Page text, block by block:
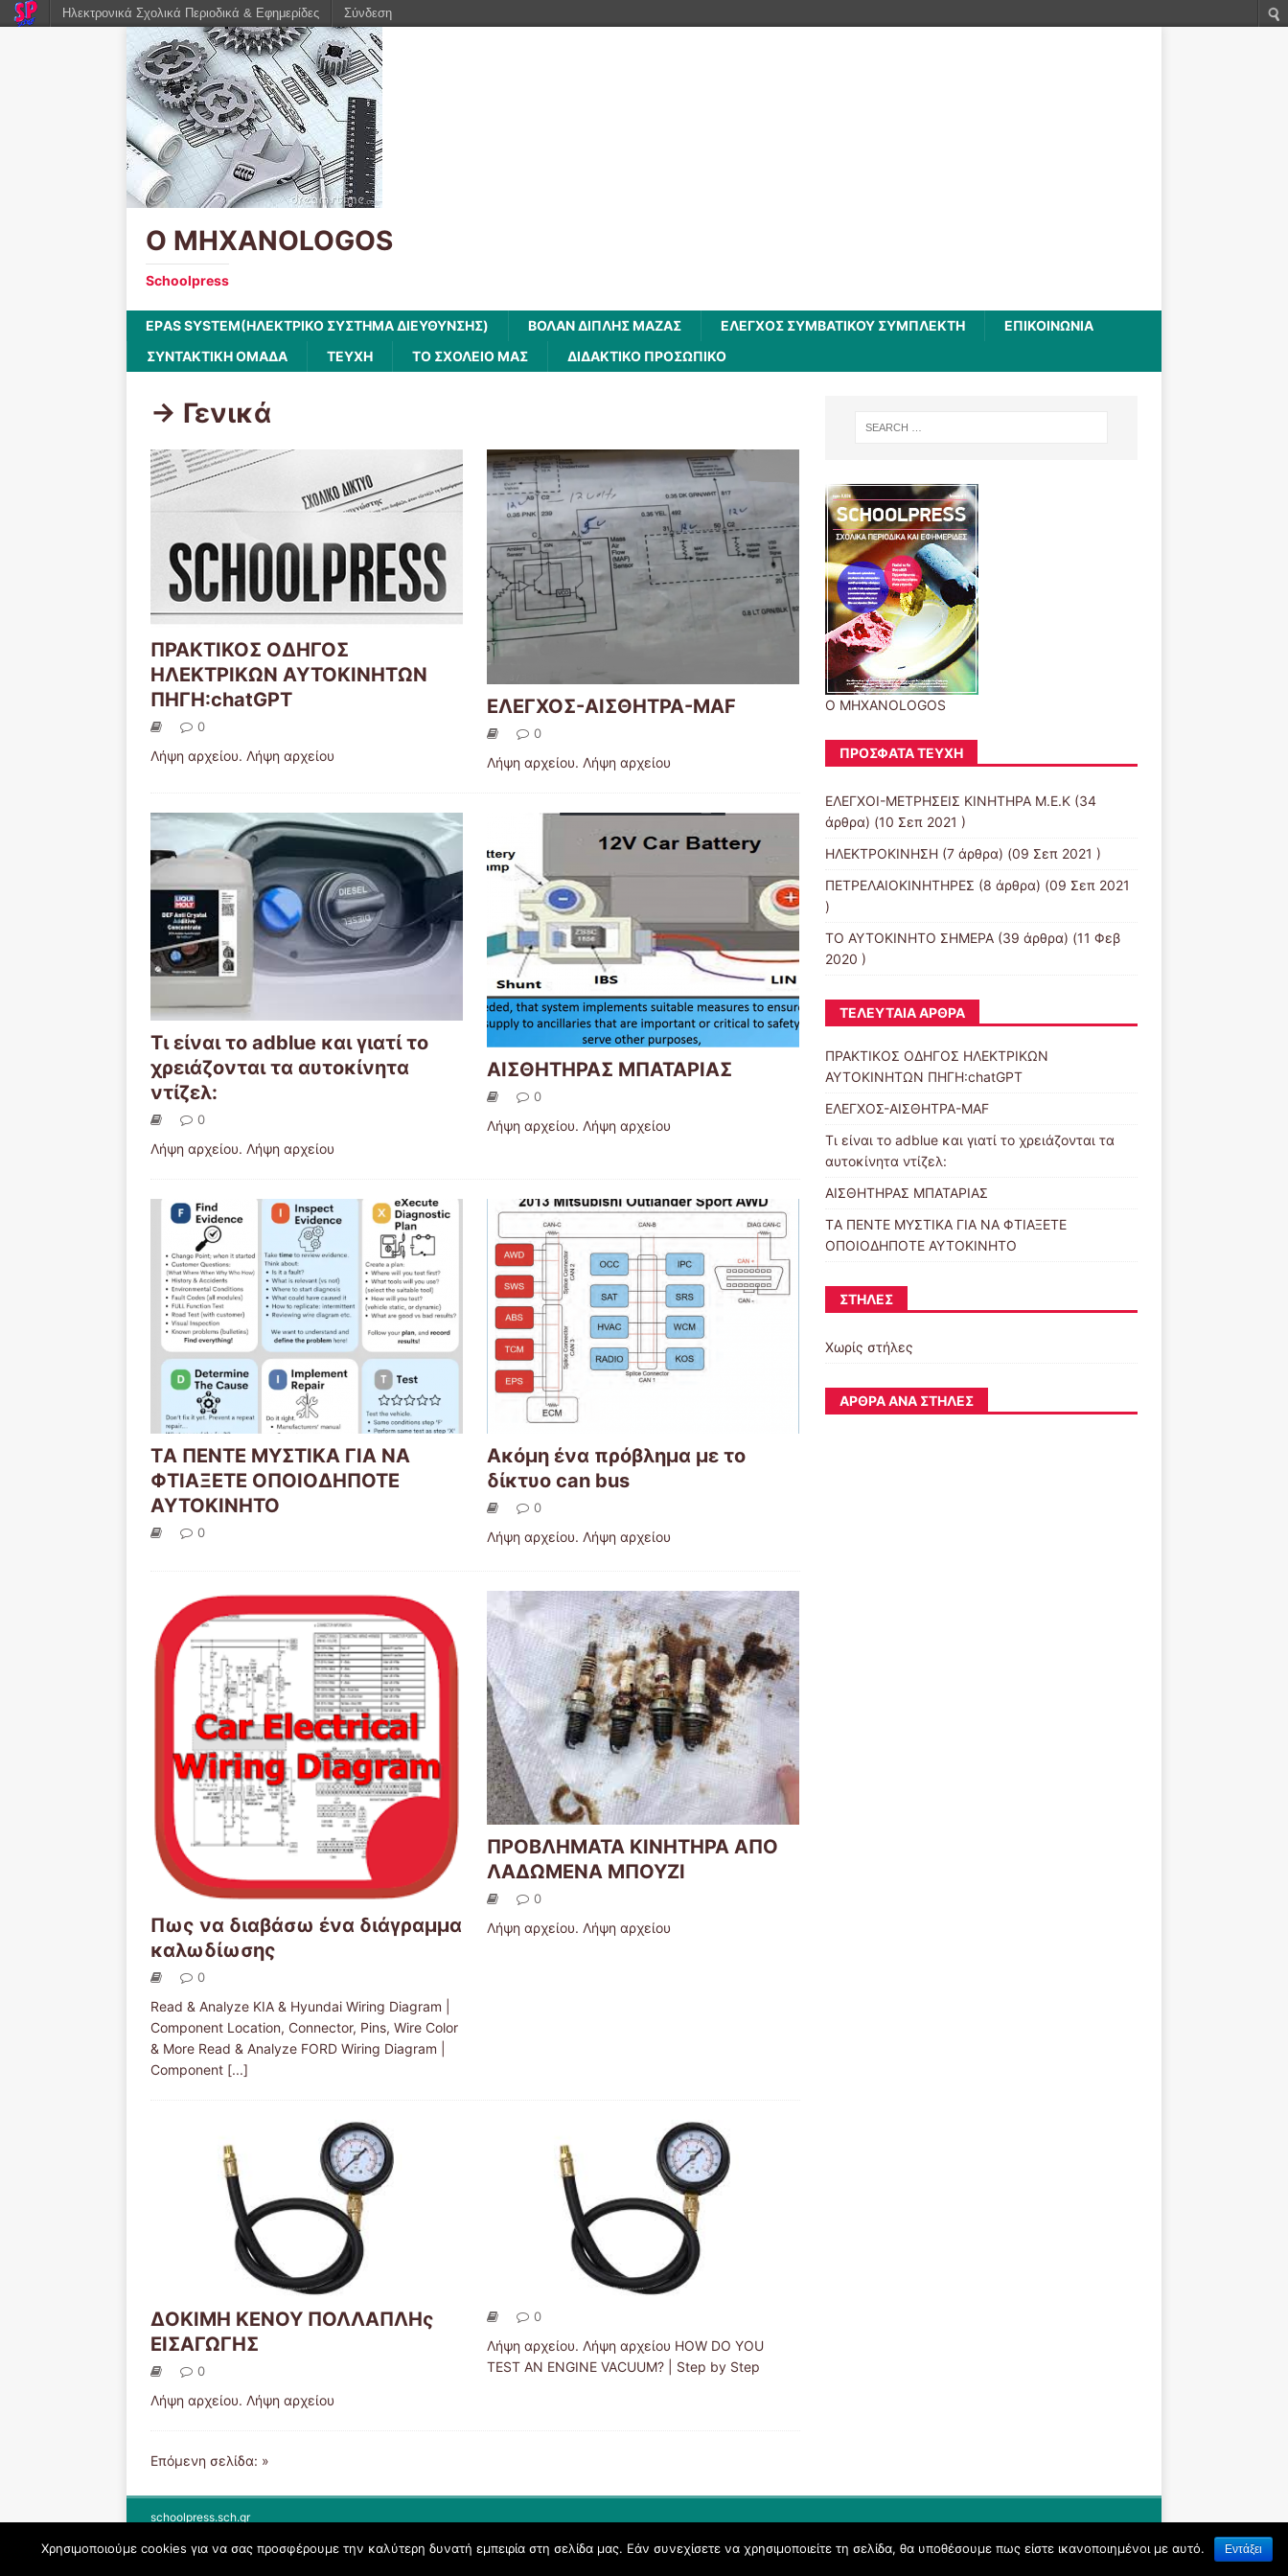
O MHXANOLOGOS
Schoolpress
EPΑS SYSTEM(ΗΛΕΚΤΡΙΚΟ ΣΥΣΤΗΜΑ ΔΙΕΥΘΥΝΣΗΣ) ΒΟΛΆΝ ΔΙΠΛΉΣ ΜΆΖΑΣ ΈΛΕΓΧΟΣ ΣΥΜΒΑΤΙΚΟΎ ΣΥΜΠΛΈΚΤΗ
ΕΠΙΚΟΙΝΩΝΙΑ
ΣΥΝΤΑΚΤΙΚΗ ΟΜΑΔΑ
ΤΕΥΧΗ ΤΟ ΣΧΟΛΕΙΟ ΜΑΣ ΔΙΔΑΚΤΙΚΟ ΠΡΟΣΩΠΙΚΟ
-> Γενικά
ΠΡΑΚΤΙΚΟΣ ΟΔΗΓΟΣ
ΗΛΕΚΤΡΙΚΩΝ ΑΥΤΟΚΙΝΗΤΩΝ
ΠΗΓΗ:chatGPT
0
Λήψη αρχείου. Λήψη αρχείου
ΕΛΕΓΧΟΣ-ΑΙΣΘΗΤΡΑ-MAF
0
Λήψη αρχείου. Λήψη αρχείου
Τι είναι το adblue και γιατί το
χρειάζονται τα αυτοκίνητα
ντίζελ:
0
Λήψη αρχείου. Λήψη αρχείου
ΑΙΣΘΗΤΗΡΑΣ ΜΠΑΤΑΡΙΑΣ
0
Λήψη αρχείου. Λήψη αρχείου
TΑ ΠΕΝΤΕ ΜΥΣΤΙΚΑ ΓΙΑ ΝΑ
ΦΤΙΑΞΕΤΕ ΟΠΟΙΟΔΗΠΟΤΕ
ΑΥΤΟΚΙΝΗΤΟ
0
Ακόμη ένα πρόβλημα με το
δίκτυο can bus
0
Λήψη αρχείου. Λήψη αρχείου
Πως να διαβάσω ένα διάγραμμα
καλωδίωσης
0
Read & Analyze KIA & Hyundai Wiring Diagram |
Component Location, Connector, Pins, Wire Color
& More Read & Analyze FORD Wiring Diagram |
Component [...]
ΠΡΟΒΛΗΜΑΤΑ ΚΙΝΗΤΗΡΑ ΑΠΟ
ΛΑΔΩΜΕΝΑ ΜΠΟΥΖΙ
0
Λήψη αρχείου. Λήψη αρχείου
ΔΟΚΙΜΗ ΚΕΝΟΥ ΠΟΛΛΑΠΛΗς
ΕΙΣΑΓΩΓΗΣ
0
Λήψη αρχείου. Λήψη αρχείου
0
Λήψη αρχείου. Λήψη αρχείου HOW DO YOU
TEST AN ENGINE VACUUM? | Step by Step
Επόμενη σελίδα: »
O MHXANOLOGOS
ΠΡΌΣΦΑΤΑ ΤΕΎΧΗ
ΕΛΕΓΧΟΙ-ΜΕΤΡΗΣΕΙΣ ΚΙΝΗΤΗΡΑ Μ.Ε.Κ(34
άρθρα) (10 Σεπ 2021 )
ΗΛΕΚΤΡΟΚΙΝΗΣΗ(7 άρθρα) (09 Σεπ 2021 )
ΠΕΤΡΕΛΑΙΟΚΙΝΗΤΗΡΕΣ (8 άρθρα) (09 Σεπ 2021
)
ΤΟ ΑΥΤΟΚΙΝΗΤΟ ΣΗΜΕΡΑ(39 άρθρα) (11 Φεβ
2020 )
ΤΕΛΕΥΤΑΊΑ ΆΡΘΡΑ
ΠΡΑΚΤΙΚΟΣ ΟΔΗΓΟΣ ΗΛΕΚΤΡΙΚΩΝ
ΑΥΤΟΚΙΝΗΤΩΝ ΠΗΓΗ:chatGPT
ΕΛΕΓΧΟΣ-ΑΙΣΘΗΤΡΑ-MAF
Τι είναι το adblue και γιατί το χρειάζονται τα
αυτοκίνητα ντίζελ:
ΑΙΣΘΗΤΗΡΑΣ ΜΠΑΤΑΡΙΑΣ
TΑ ΠΕΝΤΕ ΜΥΣΤΙΚΑ ΓΙΑ ΝΑ ΦΤΙΑΞΕΤΕ
ΟΠΟΙΟΔΗΠΟΤΕ ΑΥΤΟΚΙΝΗΤΟ
ΣΤΉΛΕΣ
Χωρίς στήλες
ΆΡΘΡΑ ΑΝΆ ΣΤΉΛΕΣ
schoolpress.sch.gr
Όροι Χρήσης schoolpress.sch.gr|Δήλωση προσβασιμότητας
Ηλεκτρονικά Σχολικά Περιοδικά & Εφημερίδες Σύνδεση
Χρησιμοποιούμε cookies για να σας προσφέρουμε την καλύτερη δυνατή εμπειρία στη σελίδα μας. Εάν συνεχίσετε να χρησιμοποιείτε τη σελίδα, θα υποθέσουμε πως είστε ικανοποιημένοι με αυτό. Εντάξει